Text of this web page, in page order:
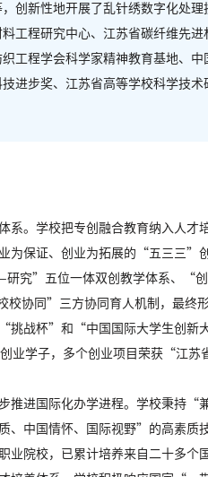
创新性地开展了乱针绣数字化处
工程研究中心、江苏省碳纤维先
工程学会科学家精神教育基地、
进步奖、江苏省高等学校科学技
系。学校把专创融合教育纳入人才
为保证、创业为拓展的“五三三”
究”五位一体双创教学体系、“
协同”三方协同育人机制，最终
挑战杯”和“中国国际大学生创新
业学子，多个创业项目荣获“江苏
推进国际化办学进程。学校秉持“
、中国情怀、国际视野”的高素质
业院校，已累计培养来自二十多个